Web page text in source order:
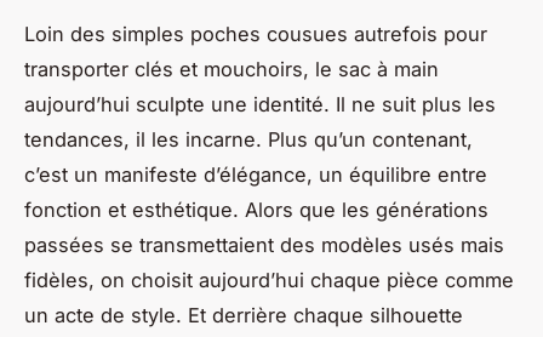
Loin des simples poches cousues autrefois pour
transporter clés et mouchoirs, le sac à main
aujourd’hui sculpte une identité. Il ne suit plus les
tendances, il les incarne. Plus qu’un contenant,
c’est un manifeste d’élégance, un équilibre entre
fonction et esthétique. Alors que les générations
passées se transmettaient des modèles usés mais
fidèles, on choisit aujourd’hui chaque pièce comme
un acte de style. Et derrière chaque silhouette